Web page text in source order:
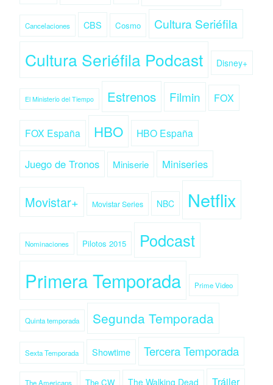
Cancelaciones CBS Cosmo Cultura Seriéfila
Cultura Seriéfila Podcast Disney+
El Ministerio del Tiempo Estrenos Filmin FOX
FOX España HBO HBO España
Juego de Tronos Miniserie Miniseries
Movistar+ Movistar Series NBC Netflix
Nominaciones Pilotos 2015 Podcast
Primera Temporada Prime Video
Quinta temporada Segunda Temporada
Sexta Temporada Showtime Tercera Temporada
The Americans The CW The Walking Dead Tráiler